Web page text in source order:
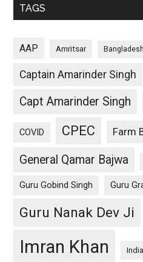
TAGS
AAP Amritsar Bangladesh
Captain Amarinder Singh
Capt Amarinder Singh
COVID CPEC Farm
General Qamar Bajwa
Guru Gobind Singh Guru
Guru Nanak Dev Ji
Imran Khan